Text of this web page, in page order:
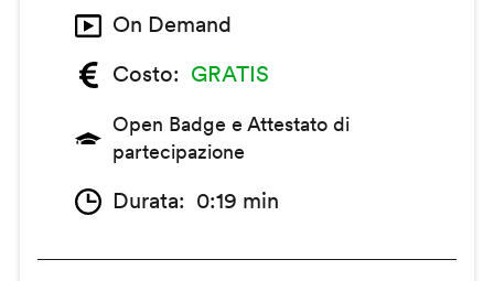
On Demand
Costo
GRATIS
Open Badge e Attestato di
partecipazione
Durata 0:19 min